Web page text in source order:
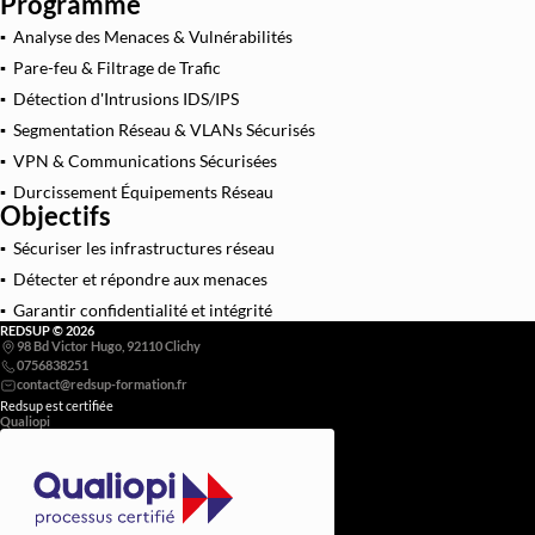
▪ Analyse des Menaces & Vulnérabilités
▪ Pare-feu & Filtrage de Trafic
▪ Détection d'Intrusions IDS/IPS
▪ Segmentation Réseau & VLANs Sécurisés
▪ VPN & Communications Sécurisées
▪ Durcissement Équipements Réseau
Objectifs
▪ Sécuriser les infrastructures réseau
▪ Détecter et répondre aux menaces
▪ Garantir confidentialité et intégrité
REDSUP © 2026
98 Bd Victor Hugo, 92110 Clichy
0756838251
Redsup est certifiée
Qualiopi